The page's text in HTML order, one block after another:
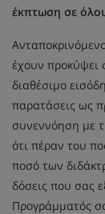
έκπτωση σε
έχουν προκύψει
διαθέσιμο
παρατάσεις ως
συνεννόηση με
ότι πέραν του
ποσό των
δόσεις που σας
Προγράμματός